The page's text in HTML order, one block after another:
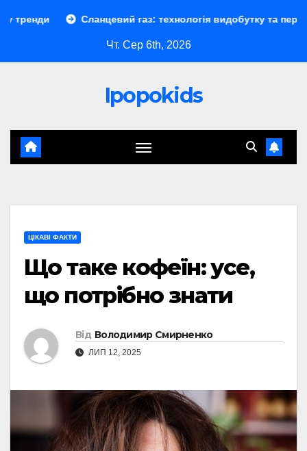
Сланцевий газ: технологія видобутку та перспективи
Чт. Сер 6th, 2026
Ipopokids
ЦІКАВІ ФАКТИ
Що таке кофеїн: усе,
що потрібно знати
Від Володимир Смирненко
ЛИП 12, 2025